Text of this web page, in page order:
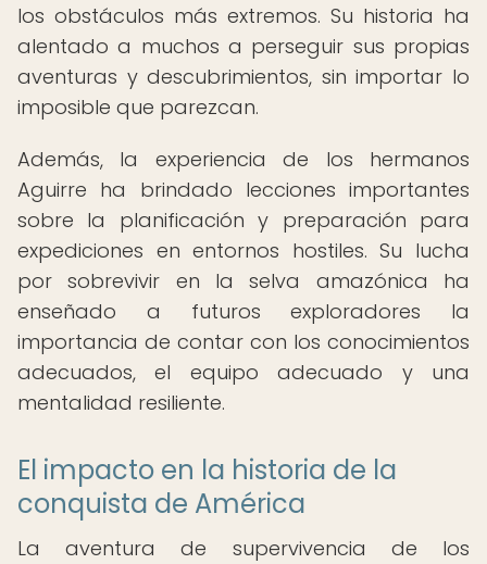
los obstáculos más extremos. Su historia ha
alentado a muchos a perseguir sus propias
aventuras y descubrimientos, sin importar lo
imposible que parezcan.
Además, la experiencia de los hermanos
Aguirre ha brindado lecciones importantes
sobre la planificación y preparación para
expediciones en entornos hostiles. Su lucha
por sobrevivir en la selva amazónica ha
enseñado a futuros exploradores la
importancia de contar con los conocimientos
adecuados, el equipo adecuado y una
mentalidad resiliente.
El impacto en la historia de la
conquista de América
La aventura de supervivencia de los